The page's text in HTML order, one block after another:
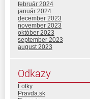
február 2024
január 2024
december 2023
november 2023
október 2023
september 2023
august 2023
Odkazy
Fotky
Pravda.sk